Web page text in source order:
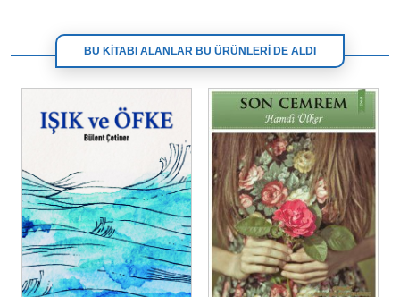
BU KİTABI ALANLAR BU ÜRÜNLERİ DE ALDI